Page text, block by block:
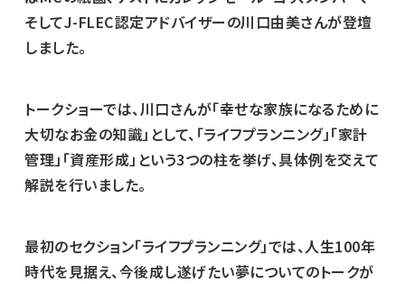
そしてJ-FLEC認定アドバイザーの川口由美さんが登壇
しました。
トークショーでは、川口さんが「幸せな家族になるために
大切なお金の知識」として、「ライフプランニング」「家計
管理」「資産形成」という3つの柱を挙げ、具体例を交えて
解説を行いました。
最初のセクション「ライフプランニング」では、人生100年
時代を見据え、今後成し遂げたい夢についてのトークが